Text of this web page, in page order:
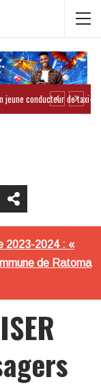
2023-2024 : «
de Ratoma